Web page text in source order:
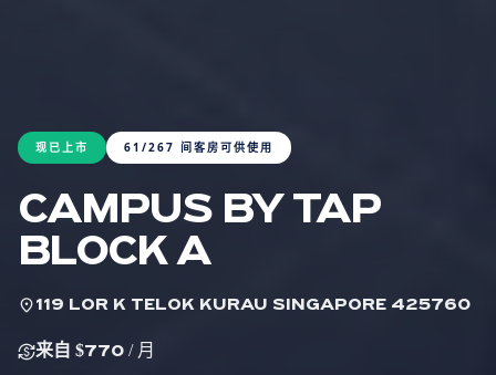
现已上市 61/267 间客房可供使用
CAMPUS BY TAP
BLOCK A
location_on 119 LOR K TELOK KURAU SINGAPORE 425760
currency_exchange来自 $770 / 月